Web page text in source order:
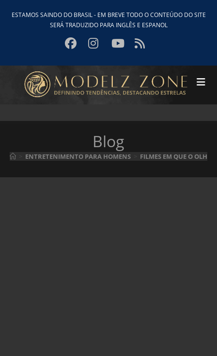
paraESTAMOS SAINDO DO BRASIL - EM BREVE TODO O CONTEÚDO DO SITE
SERÁ TRADUZIDO PARA INGLÊS E ESPANOL
Blog
ENTRETENIMENTO PARA HOMENS FILMES EM QUE O